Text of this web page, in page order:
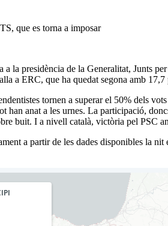
que es torna a imposar
a la presidència de la Generalitat, Junts
a ERC, que ha quedat segona amb
tornen a superar el 50% dels
han anat a les urnes. La participació,
buit. I a nivell català, victòria pel PSC
a partir de les dades disponibles la nit